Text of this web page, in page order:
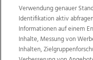
Weitere
TV1 di-mog-i.at
Life Radio
OÖN Karriere
Verwendung genauer
Identifikation aktiv
Informationen auf einem
Inhalte, Messung von
Inhalten,